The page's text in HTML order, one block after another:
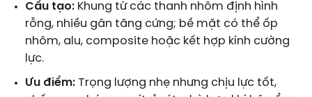
Cấu tạo:Khung từ các thanh nhôm định hình
rỗng, nhiều gân tăng cứng; bề mặt có thể ốp
nhôm, alu, composite hoặc kết hợp kính cường
lực.
Ưu điểm:Trọng lượng nhẹ nhưng chịu lực tốt,